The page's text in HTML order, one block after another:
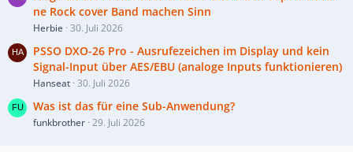
ne Rock cover Band machen Sinn
Herbie 30. Juli 2026
PSSO DXO-26 Pro - Ausrufezeichen im Display und kein
Signal-Input über AES/EBU (analoge Inputs funktionieren)
Hanseat 30. Juli 2026
Was ist das für eine Sub-Anwendung?
funkbrother 29. Juli 2026